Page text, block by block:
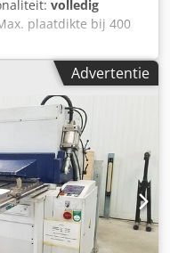
volledig
plaatdikte bij 400
N/mm²: 3 mm
40 H/min Aanslag
Advertentie